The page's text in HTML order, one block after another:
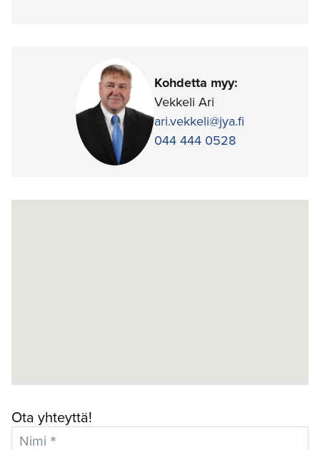
Kohdetta myy:
Vekkeli Ari
ari.vekkeli@jya.fi
044 444 0528
Ota yhteyttä!